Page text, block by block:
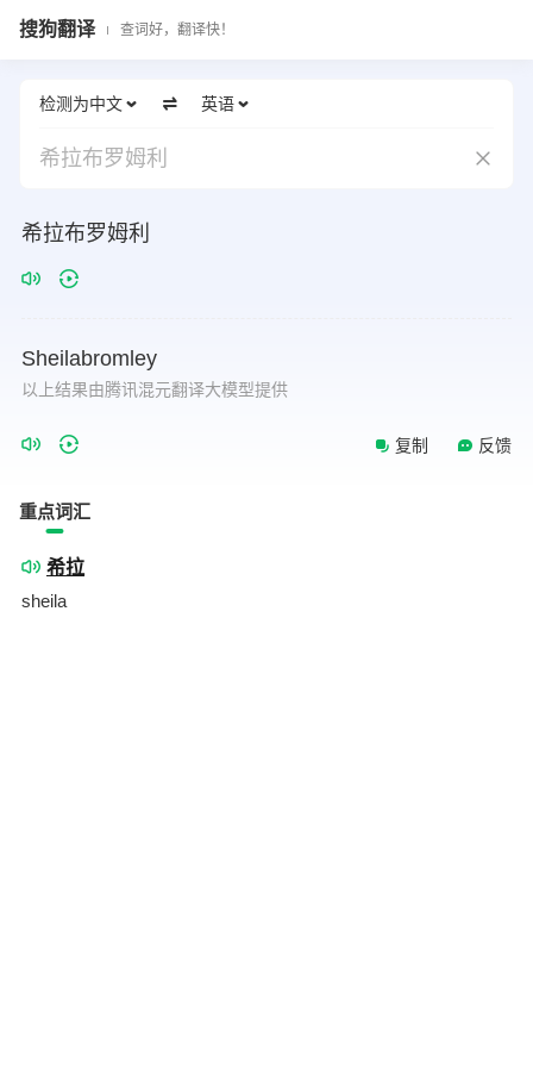
搜狗翻译 查词好，翻译快！
检测为中文 英语
希拉布罗姆利
希拉布罗姆利
Sheilabromley
以上结果由腾讯混元翻译大模型提供
复制 反馈
重点词汇
希拉
sheila